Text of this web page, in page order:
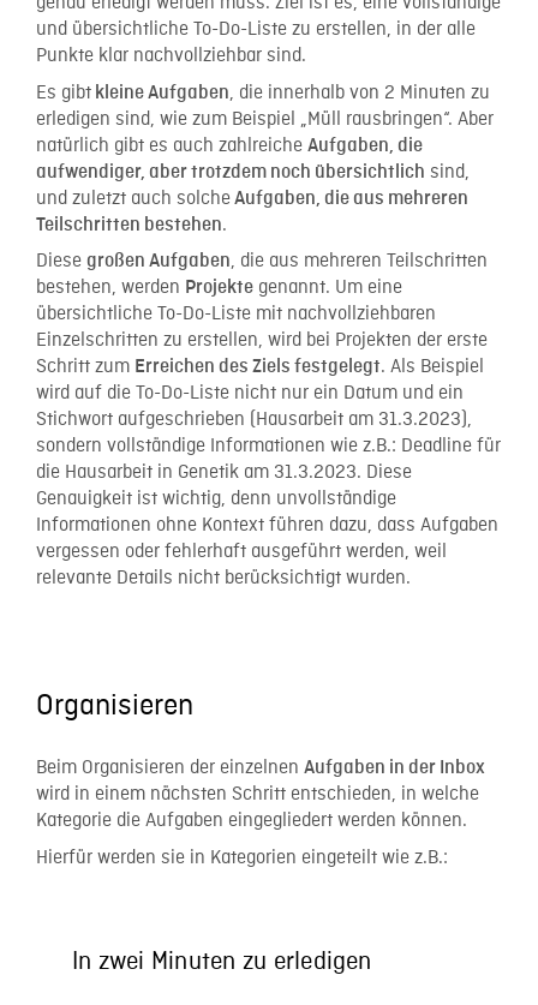
und übersichtliche To-Do-Liste zu erstellen, in der alle
Punkte klar nachvollziehbar sind.
Es gibt kleine Aufgaben, die innerhalb von 2 Minuten zu
erledigen sind, wie zum Beispiel „Müll rausbringen“. Aber
natürlich gibt es auch zahlreiche Aufgaben, die
aufwendiger, aber trotzdem noch übersichtlich sind,
und zuletzt auch solcheAufgaben, die aus mehreren
Teilschritten bestehen.
Diese großen Aufgaben, die aus mehreren Teilschritten
bestehen, werden Projekte genannt. Um eine
übersichtliche To-Do-Liste mit nachvollziehbaren
Einzelschritten zu erstellen, wird bei Projekten der erste
Schritt zum Erreichen des Ziels festgelegt. Als Beispiel
wird auf die To-Do-Liste nicht nur ein Datum und ein
Stichwort aufgeschrieben (Hausarbeit am 31.3.2023),
sondern vollständige Informationen wie z.B.: Deadline für
die Hausarbeit in Genetik am 31.3.2023. Diese
Genauigkeit ist wichtig, denn unvollständige
Informationen ohne Kontext führen dazu, dass Aufgaben
vergessen oder fehlerhaft ausgeführt werden, weil
relevante Details nicht berücksichtigt wurden.
Organisieren
Beim Organisieren der einzelnen Aufgaben in der Inbox
wird in einem nächsten Schritt entschieden, in welche
Kategorie die Aufgaben eingegliedert werden können.
Hierfür werden sie in Kategorien eingeteilt wie z.B.:
In zwei Minuten zu erledigen